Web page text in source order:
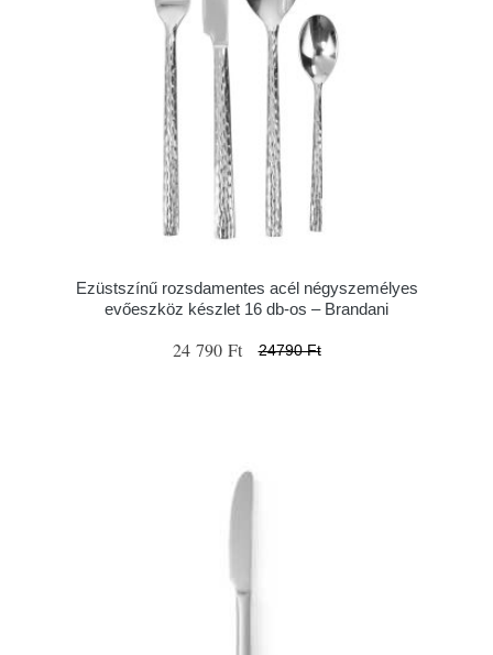
Ezüstszínű rozsdamentes acél négyszemélyes
evőeszköz készlet 16 db-os – Brandani
24 790 Ft 24790 Ft